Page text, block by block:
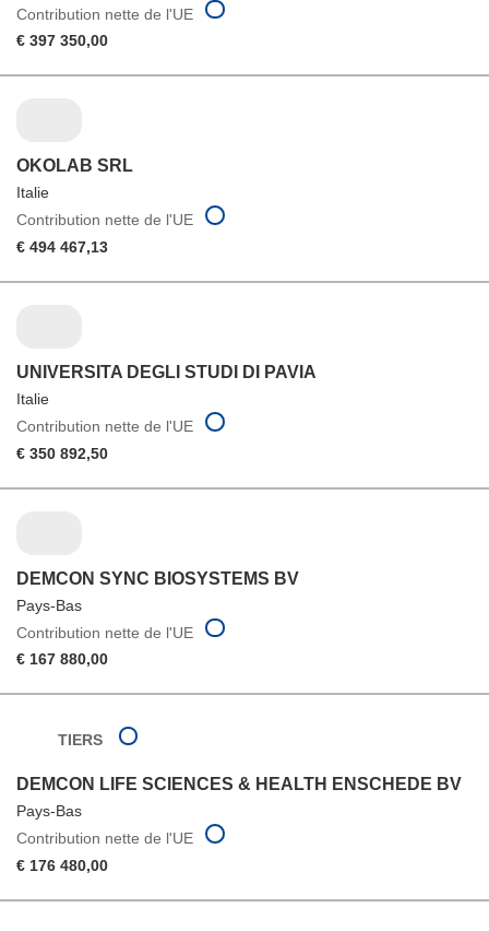
Contribution nette de l'UE
€ 397 350,00
OKOLAB SRL
Italie
Contribution nette de l'UE
€ 494 467,13
UNIVERSITA DEGLI STUDI DI PAVIA
Italie
Contribution nette de l'UE
€ 350 892,50
DEMCON SYNC BIOSYSTEMS BV
Pays-Bas
Contribution nette de l'UE
€ 167 880,00
TIERS
DEMCON LIFE SCIENCES & HEALTH ENSCHEDE BV
Pays-Bas
Contribution nette de l'UE
€ 176 480,00